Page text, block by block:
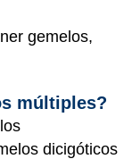
gemelos,
múltiples?
dicigóticos